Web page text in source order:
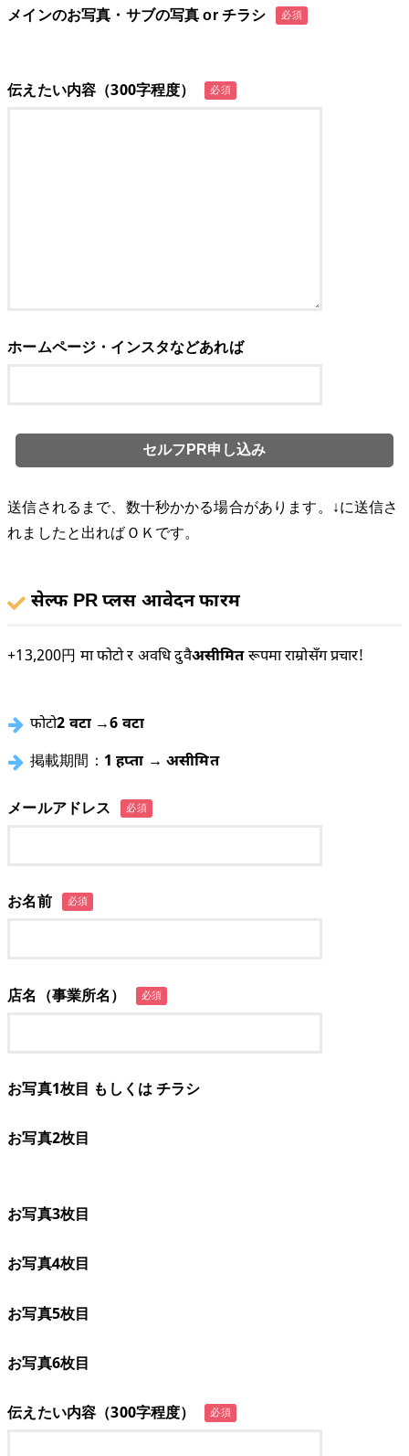
メインのお写真・サブの写真 or チラシ 必須
伝えたい内容（300字程度） 必須
ホームページ・インスタなどあれば
送信されるまで、数十秒かかる場合があります。↓に送信さ
れましたと出ればＯＫです。
सेल्फ PR प्लस आवेदन फारम
+13,200円 मा फोटो र अवधि दुवैअसीमितरूपमा राम्रोसँग प्रचार!
फोटो2 वटा →6 वटा
掲載期間： 1 हप्ता → असीमित
メールアドレス 必須
お名前 必須
店名（事業所名） 必須
お写真1枚目 もしくは チラシ
お写真2枚目
お写真3枚目
お写真4枚目
お写真5枚目
お写真6枚目
伝えたい内容（300字程度） 必須